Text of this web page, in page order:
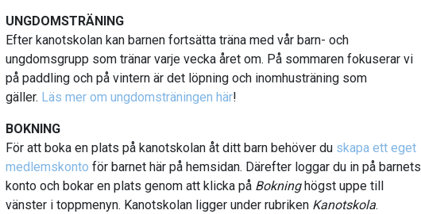
UNGDOMSTRÄNING
Efter kanotskolan kan barnen fortsätta träna med vår barn- och
ungdomsgrupp som tränar varje vecka året om. På sommaren fokuserar vi
på paddling och på vintern är det löpning och inomhusträning som
gäller. Läs mer om ungdomsträningen här!
BOKNING
För att boka en plats på kanotskolan åt ditt barn behöver du skapa ett eget
medlemskonto för barnet här på hemsidan. Därefter loggar du in på barnets
konto och bokar en plats genom att klicka på Bokninghögst uppe till
vänster i toppmenyn. Kanotskolan ligger under rubriken Kanotskola.